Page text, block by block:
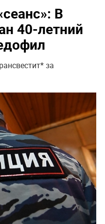
В
40-летний
за